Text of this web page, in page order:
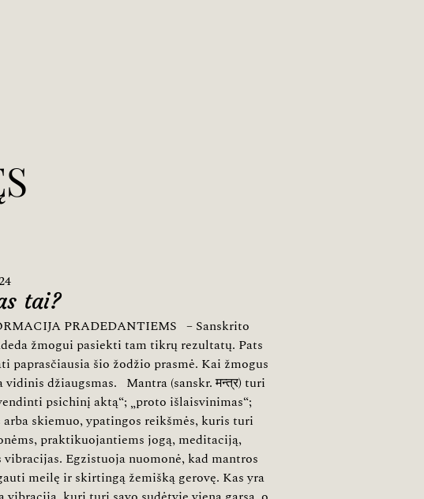
tai?
PRADEDANTIEMS – Sanskrito
žmogui pasiekti tam tikrų rezultatų. Pats
paprasčiausia šio žodžio prasmė. Kai žmogus
džiaugsmas. Mantra (sanskr. मन्त्र) turi
psichinį aktą“; „proto išlaisvinimas“;
skiemuo, ypatingos reikšmės, kuris turi
praktikuojantiems jogą, meditaciją,
Egzistuoja nuomonė, kad mantros
meilę ir skirtingą žemišką gerovę. Kas yra